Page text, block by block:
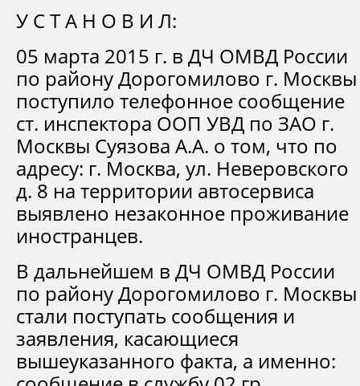
У С Т А Н О В И Л:
05 марта 2015 г. в ДЧ ОМВД России
по району Дорогомилово г. Москвы
поступило телефонное сообщение
ст. инспектора ООП УВД по ЗАО г.
Москвы Суязова А.А. о том, что по
адресу: г. Москва, ул. Неверовского
д. 8 на территории автосервиса
выявлено незаконное проживание
иностранцев.
В дальнейшем в ДЧ ОМВД России
по району Дорогомилово г. Москвы
стали поступать сообщения и
заявления, касающиеся
вышеуказанного факта, а именно: